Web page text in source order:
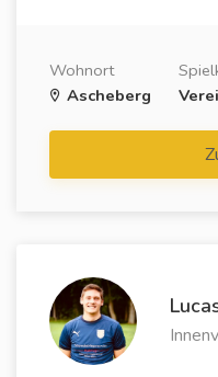
Wohnort
Ascheberg